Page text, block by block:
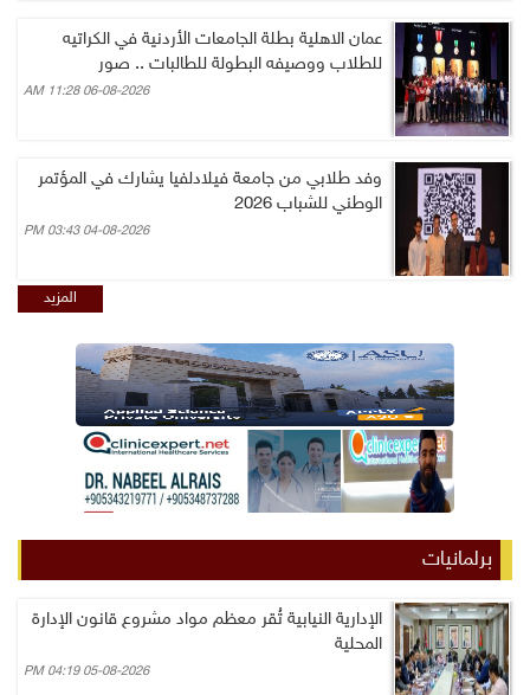
عمان الاهلية بطلة الجامعات الأردنية في الكراتيه
للطلاب ووصيفه البطولة للطالبات .. صور
06-08-2026 11:28 AM
وفد طلابي من جامعة فيلادلفيا يشارك في المؤتمر
الوطني للشباب 2026
04-08-2026 03:43 PM
المزيد
برلمانيات
الإدارية النيابية تُقر معظم مواد مشروع قانون الإدارة
المحلية
05-08-2026 04:19 PM